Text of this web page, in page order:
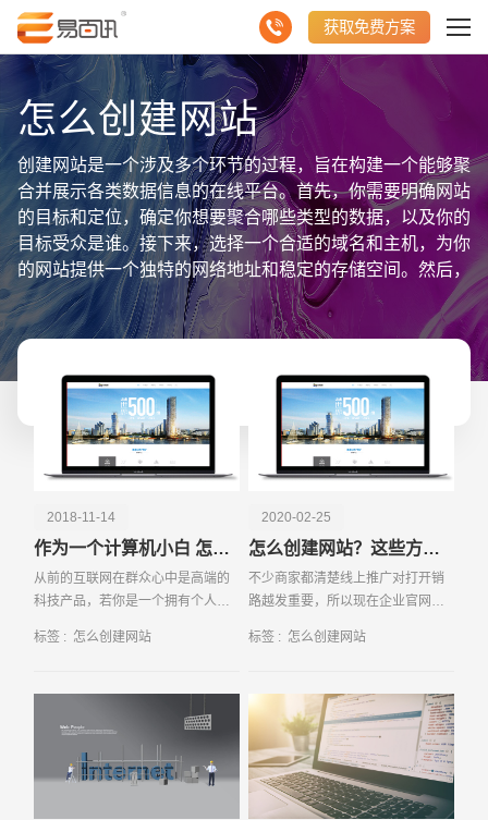
获取免费方案
怎么创建网站
创建网站是一个涉及多个环节的过程，旨在构建一个能够聚
合并展示各类数据信息的在线平台。首先，你需要明确网站
的目标和定位，确定你想要聚合哪些类型的数据，以及你的
目标受众是谁。接下来，选择一个合适的域名和主机，为你
的网站提供一个独特的网络地址和稳定的存储空间。然后，
利用网站构建工具或编写代码来设计网站的布局、导航和功
能，确保用户能够轻松地浏览和查找信息。在网站开发过程
中，注重数据的聚合与展示，运用数据库和API接口等技术
手段，将各类数据信息整合到网站上，并以直观的方式呈现
给用户。最后，进行网站的测试和上线，确保所有功能正常
运行，并开始不断地更新和维护网站内容，以保持网站的活
跃性和吸引力。
2018-11-14
作为一个计算机小白 怎么创建网站
从前的互联网在群众心中是高端的
科技产品，若你是一个拥有个人网
重的目光。而现在互联网科技的发
人网站的梦想。所以，
标签 : 怎么创建网站
2020-02-25
怎么创建网站？这些方面需知晓！
不少商家都清楚线上推广对打开销
路越发重要，所以现在企业官网成
其中又以移动端网站建设发挥十分
动端网站建设要注意哪
标签 : 怎么创建网站
请输入您的公司名称 名字